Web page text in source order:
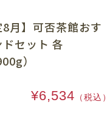
8月】可否茶館おす
セット 各
）
¥6,534 （税込）